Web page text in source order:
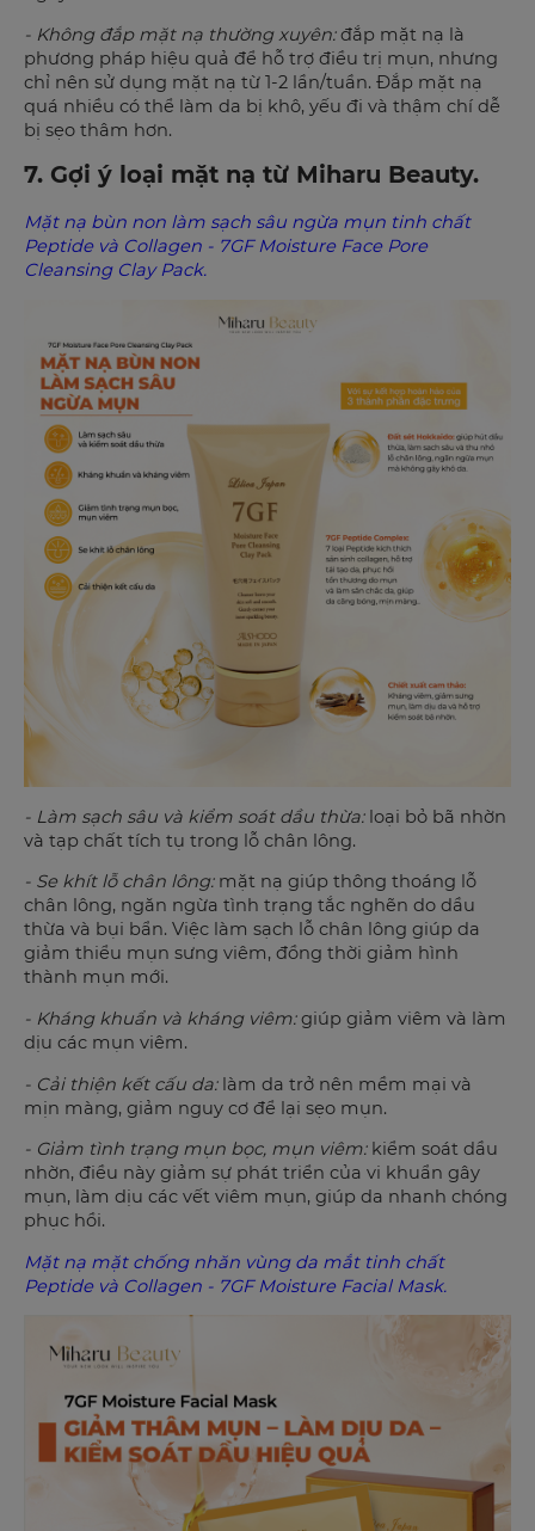
- Không đắp mặt nạ thường xuyên:đắp mặt nạ là
phương pháp hiệu quả để hỗ trợ điều trị mụn, nhưng
chỉ nên sử dụng mặt nạ từ 1-2 lần/tuần. Đắp mặt nạ
quá nhiều có thể làm da bị khô, yếu đi và thậm chí dễ
bị sẹo thâm hơn.
7. Gợi ý loại mặt nạ từ Miharu Beauty.
Mặt nạ bùn non làm sạch sâu ngừa mụn tinh chất
Peptide và Collagen - 7GF Moisture Face Pore
Cleansing Clay Pack.
- Làm sạch sâu và kiểm soát dầu thừa:loại bỏ bã nhờn
và tạp chất tích tụ trong lỗ chân lông.
- Se khít lỗ chân lông:mặt nạ giúp thông thoáng lỗ
chân lông, ngăn ngừa tình trạng tắc nghẽn do dầu
thừa và bụi bẩn. Việc làm sạch lỗ chân lông giúp da
giảm thiểu mụn sưng viêm, đồng thời giảm hình
thành mụn mới.
- Kháng khuẩn và kháng viêm:giúp giảm viêm và làm
dịu các mụn viêm.
- Cải thiện kết cấu da:làm da trở nên mềm mại và
mịn màng, giảm nguy cơ để lại sẹo mụn.
- Giảm tình trạng mụn bọc, mụn viêm:kiểm soát dầu
nhờn, điều này giảm sự phát triển của vi khuẩn gây
mụn, làm dịu các vết viêm mụn, giúp da nhanh chóng
phục hồi.
Mặt nạ mặt chống nhăn vùng da mắt tinh chất
Peptide và Collagen - 7GF Moisture Facial Mask.